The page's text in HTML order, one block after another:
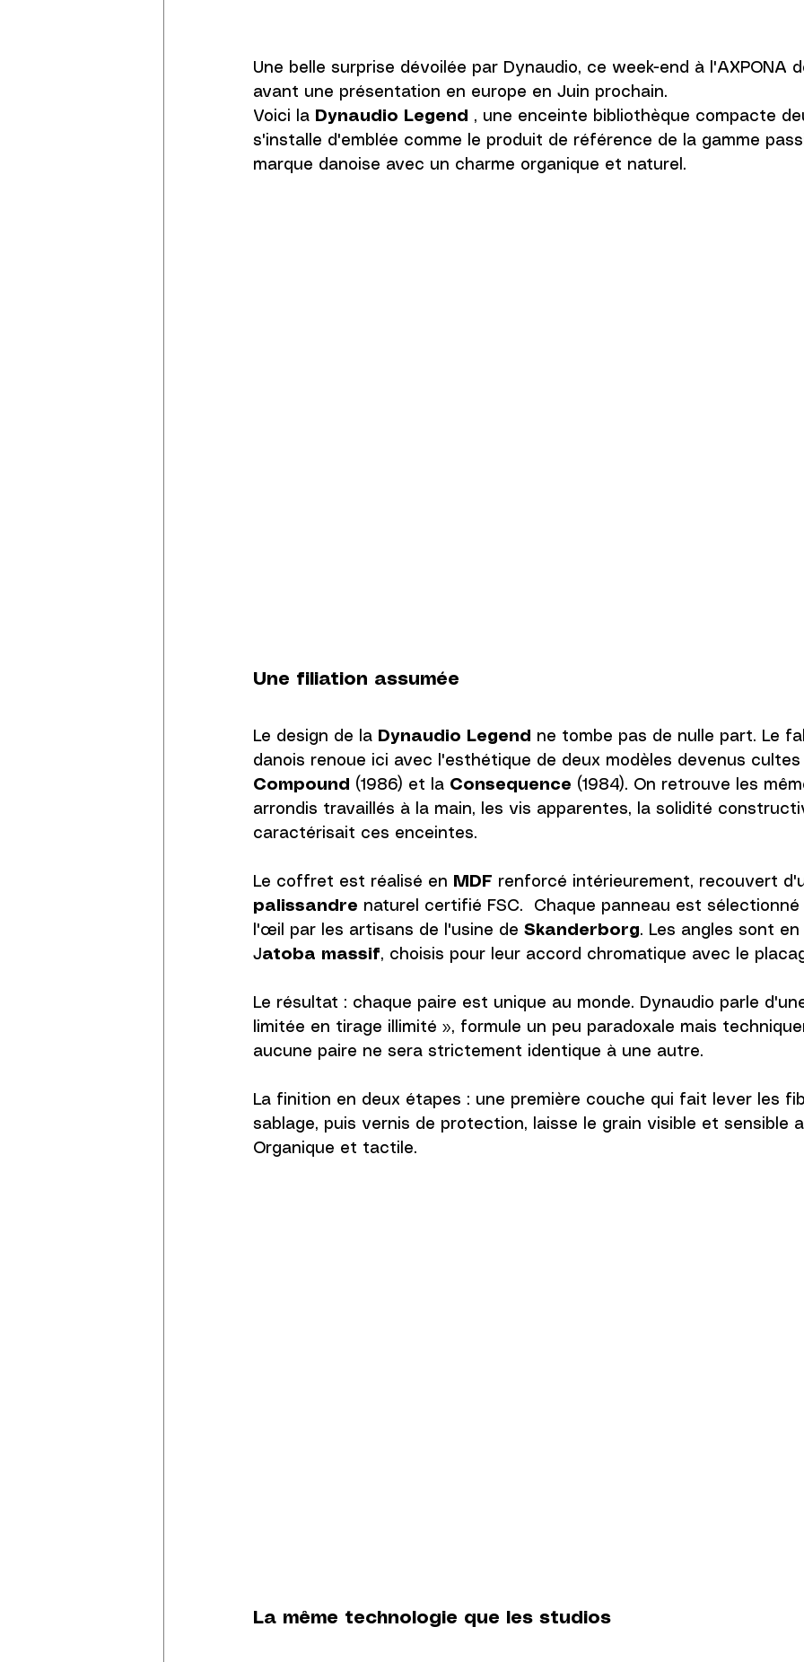
Une belle surprise dévoilée par Dynaudio, ce week-end à l'AXPONA
avant une présentation en europe en Juin prochain.
Voici la Dynaudio Legend , une enceinte bibliothèque compacte
s'installe d'emblée comme le produit de référence de la gamme
marque danoise avec un charme organique et naturel.
Une filiation assumée
Le design de la Dynaudio Legend ne tombe pas de nulle part. Le
danois renoue ici avec l'esthétique de deux modèles devenus cultes
Compound (1986) et la Consequence (1984). On retrouve les
arrondis travaillés à la main, les vis apparentes, la solidité
caractérisait ces enceintes.
Le coffret est réalisé en MDF renforcé intérieurement, recouvert
palissandre naturel certifié FSC.  Chaque panneau est
l'œil par les artisans de l'usine de Skanderborg. Les angles sont en
Jatoba massif, choisis pour leur accord chromatique avec le
Le résultat : chaque paire est unique au monde. Dynaudio parle
limitée en tirage illimité », formule un peu paradoxale mais
aucune paire ne sera strictement identique à une autre.
La finition en deux étapes : une première couche qui fait lever les
sablage, puis vernis de protection, laisse le grain visible et sensible
Organique et tactile.
La même technologie que les studios